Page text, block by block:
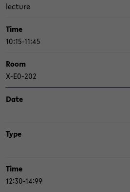
lec­tu­re
Time
10:15-11:45
Room
X-​E0-202
Date
Type
Time
12:30-14:99